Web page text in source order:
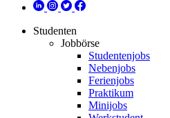
Studenten
Jobbörse
Studentenjobs
Nebenjobs
Ferienjobs
Praktikum
Minijobs